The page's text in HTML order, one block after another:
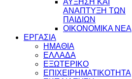
ΑΥΞΗΣΗ ΚΑΙ
ΑΝΑΠΤΥΞΗ ΤΩΝ
ΠΑΙΔΙΩΝ
ΟΙΚΟΝΟΜΙΚΑ ΝΕΑ
ΕΡΓΑΣΙΑ
ΗΜΑΘΙΑ
ΕΛΛΑΔΑ
ΕΞΩΤΕΡΙΚΟ
ΕΠΙΧΕΙΡΗΜΑΤΙΚΟΤΗΤΑ